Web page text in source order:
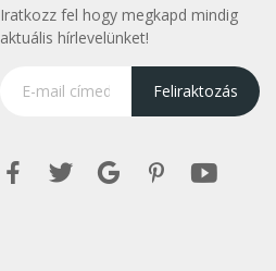
Iratkozz fel hogy megkapd mindig
aktuális hírlevelünket!
Feliraktozás